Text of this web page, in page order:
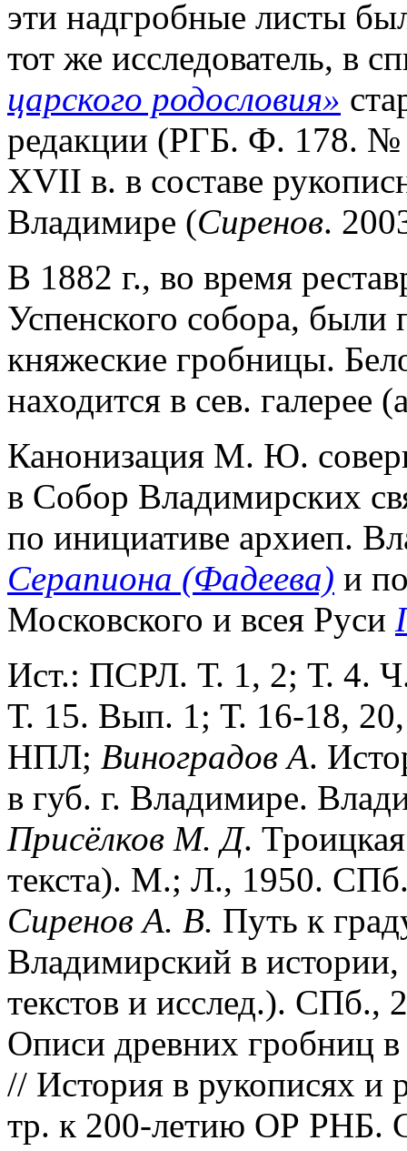
эти надгробные листы
тот же исследователь, в
царского родословия»
редакции (РГБ. Ф. 178. №
XVII в. в составе
Владимире (Сиренов.
В 1882 г., во время
Успенского собора, были
княжеские гробницы.
находится в сев. галерее
Канонизация М. Ю.
в Собор Владимирских
по инициативе архиеп.
Серапиона (Фадеева) и
Московского и всея Руси
Ист.: ПСРЛ. Т. 1, 2; Т. 4.
Т. 15. Вып. 1; Т. 16-18,
НПЛ; Виноградов А.
в губ. г. Владимире.
Присёлков М. Д.
текста). М.; Л., 1950.
Сиренов А. В. Путь к
Владимирский в
текстов и исслед.).
Описи древних гробниц
// История в рукописях и
тр. к 200-летию ОР РНБ.